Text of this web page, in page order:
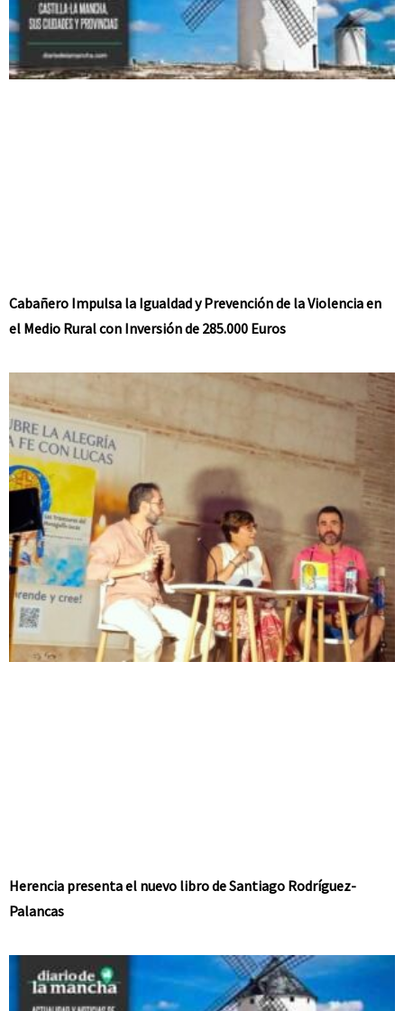
Cabañero Impulsa la Igualdad y Prevención de la Violencia en
el Medio Rural con Inversión de 285.000 Euros
Herencia presenta el nuevo libro de Santiago Rodríguez-
Palancas